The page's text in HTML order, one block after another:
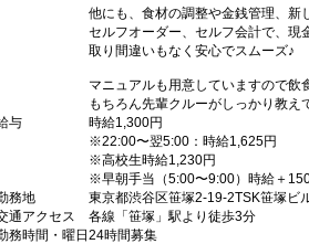
他にも、食材の調整や金銭管理、新
セルフオーダー、セルフ会計で、
取り間違いもなく安心でスムーズ♪
マニュアルも用意していますので飲
もちろん先輩クルーがしっかり教え
与
時給1,300円
※22:00〜翌5:00：時給1,625円
※高校生時給1,230円
※早朝手当（5:00〜9:00）時給＋
務地
東京都渋谷区笹塚2-19-2TSK笹塚ビ
通アクセス
各線「笹塚」駅より徒歩3分
務時間・曜日 24時間募集